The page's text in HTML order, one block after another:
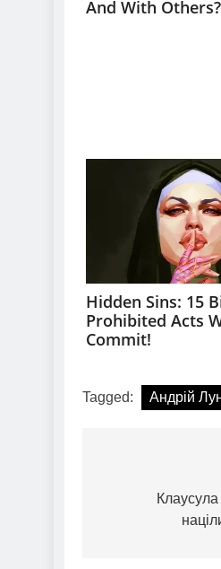
Tagged: Андрій
записів